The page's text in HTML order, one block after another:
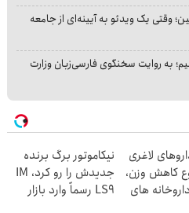
وقتی یک ویدئو به آیینه‌ای از جامعه
به روایت سخنگوی فارسی‌زبان وزارت
لاغری
کاهش وزن،
های
نیکاموتور برگ برنده
جدیدش را رو کرد، IM
LS9 رسماً وارد بازار